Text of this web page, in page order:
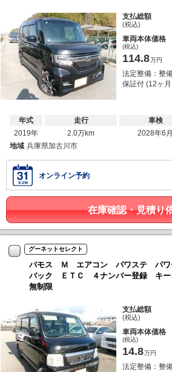
支払総額
(税込)
車両本体価格
(税込)
114.8万円
法定整備：整
保証付 (12ヶ
年式
2019年
走行
2.0万km
車検
2028年6月
地域 兵庫県加古川市
オンライン予約
在庫確認・見積り
グーネットセレクト
バモス Ｍ エアコン パワステ パワ
バック ＥＴＣ ４ナンバー登録 キー
無制限
支払総額
(税込)
車両本体価格
(税込)
14.8万円
法定整備：整